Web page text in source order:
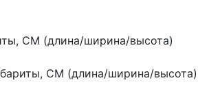
СМ (длина/ширина/высота)
СМ (длина/ширина/высота)